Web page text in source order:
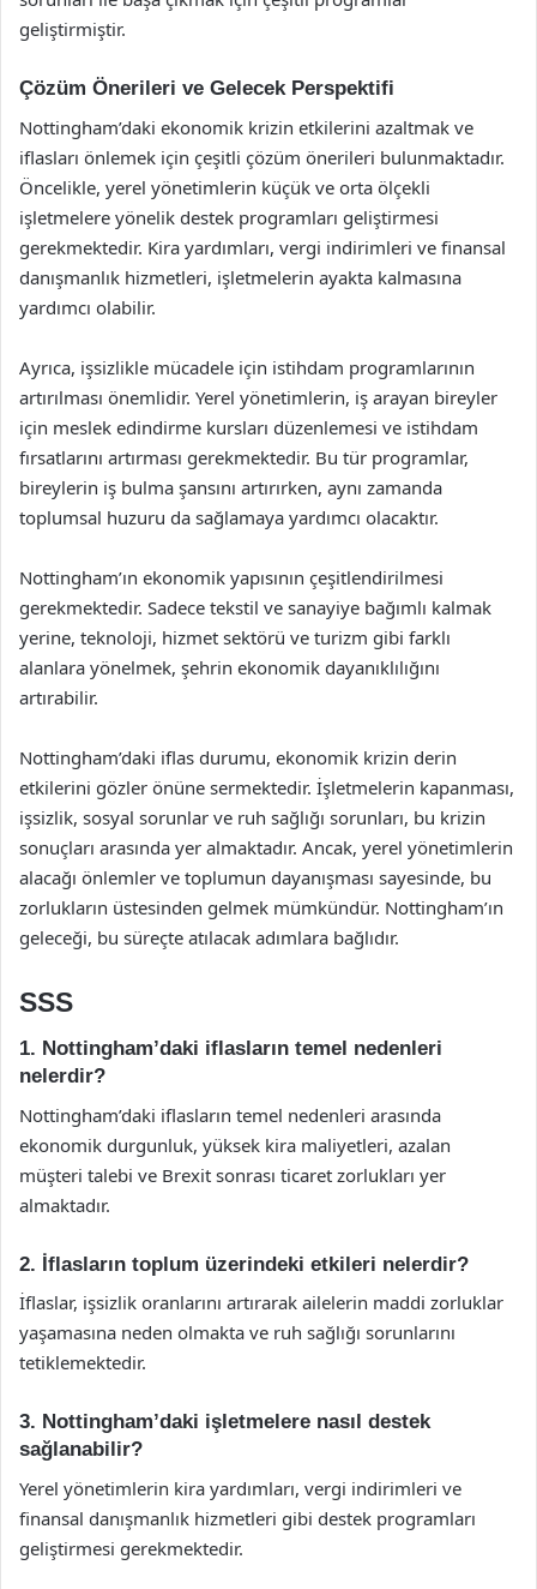
geliştirmiştir.
Çözüm Önerileri ve Gelecek Perspektifi
Nottingham’daki ekonomik krizin etkilerini azaltmak ve
iflasları önlemek için çeşitli çözüm önerileri bulunmaktadır.
Öncelikle, yerel yönetimlerin küçük ve orta ölçekli
işletmelere yönelik destek programları geliştirmesi
gerekmektedir. Kira yardımları, vergi indirimleri ve finansal
danışmanlık hizmetleri, işletmelerin ayakta kalmasına
yardımcı olabilir.
Ayrıca, işsizlikle mücadele için istihdam programlarının
artırılması önemlidir. Yerel yönetimlerin, iş arayan bireyler
için meslek edindirme kursları düzenlemesi ve istihdam
fırsatlarını artırması gerekmektedir. Bu tür programlar,
bireylerin iş bulma şansını artırırken, aynı zamanda
toplumsal huzuru da sağlamaya yardımcı olacaktır.
Nottingham’ın ekonomik yapısının çeşitlendirilmesi
gerekmektedir. Sadece tekstil ve sanayiye bağımlı kalmak
yerine, teknoloji, hizmet sektörü ve turizm gibi farklı
alanlara yönelmek, şehrin ekonomik dayanıklılığını
artırabilir.
Nottingham’daki iflas durumu, ekonomik krizin derin
etkilerini gözler önüne sermektedir. İşletmelerin kapanması,
işsizlik, sosyal sorunlar ve ruh sağlığı sorunları, bu krizin
sonuçları arasında yer almaktadır. Ancak, yerel yönetimlerin
alacağı önlemler ve toplumun dayanışması sayesinde, bu
zorlukların üstesinden gelmek mümkündür. Nottingham’ın
geleceği, bu süreçte atılacak adımlara bağlıdır.
SSS
1. Nottingham’daki iflasların temel nedenleri
nelerdir?
Nottingham’daki iflasların temel nedenleri arasında
ekonomik durgunluk, yüksek kira maliyetleri, azalan
müşteri talebi ve Brexit sonrası ticaret zorlukları yer
almaktadır.
2. İflasların toplum üzerindeki etkileri nelerdir?
İflaslar, işsizlik oranlarını artırarak ailelerin maddi zorluklar
yaşamasına neden olmakta ve ruh sağlığı sorunlarını
tetiklemektedir.
3. Nottingham’daki işletmelere nasıl destek
sağlanabilir?
Yerel yönetimlerin kira yardımları, vergi indirimleri ve
finansal danışmanlık hizmetleri gibi destek programları
geliştirmesi gerekmektedir.